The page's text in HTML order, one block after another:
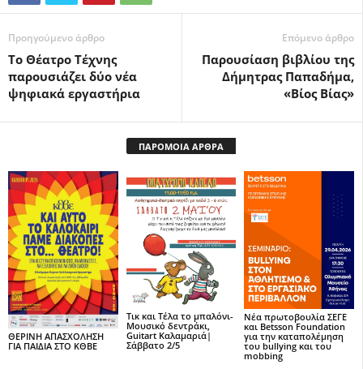
Προηγούμενο άρθρο
Το Θέατρο Τέχνης
παρουσιάζει δύο νέα
ψηφιακά εργαστήρια
Επόμενο άρθρο
Παρουσίαση βιβλίου της
Δήμητρας Παπαδήμα,
«Βίος Βίας»
ΠΑΡΟΜΟΙΑ ΑΡΘΡΑ
ΘΕΡΙΝΗ ΑΠΑΣΧΟΛΗΣΗ
ΓΙΑ ΠΑΙΔΙΑ ΣΤΟ ΚΘΒΕ
Τικ και Τέλα το μπαλόνι-
Μουσικό δεντράκι,
Guitart Καλαμαριά|
Σάββατο 2/5
Νέα πρωτοβουλία ΣΕΓΕ
και Betsson Foundation
για την καταπολέμηση
του bullying και του
mobbing